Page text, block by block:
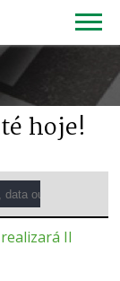
hoje!
II